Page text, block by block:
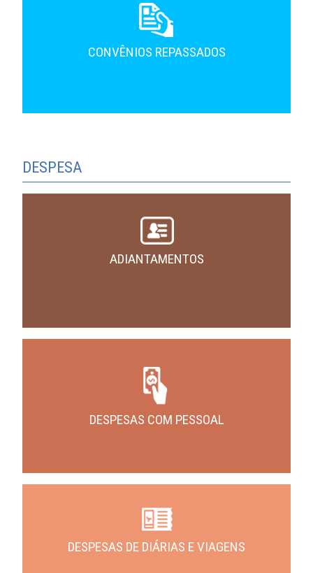
CONVÊNIOS REPASSADOS
DESPESA
ADIANTAMENTOS
DESPESAS COM PESSOAL
DESPESAS DE DIÁRIAS E VIAGENS